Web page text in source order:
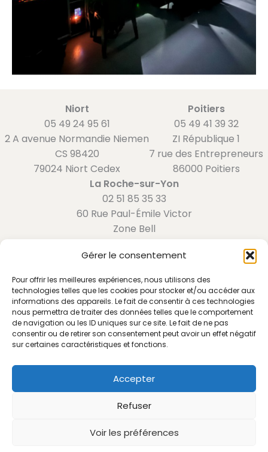
Gérer le consentement
Pour offrir les meilleures expériences, nous utilisons des
technologies telles que les cookies pour stocker et/ou accéder aux
informations des appareils. Le fait de consentir à ces technologies
nous permettra de traiter des données telles que le comportement
de navigation ou les ID uniques sur ce site. Le fait de ne pas
consentir ou de retirer son consentement peut avoir un effet négatif
sur certaines caractéristiques et fonctions.
Accepter
Refuser
Voir les préférences
Niort
05 49 24 95 61
2 A avenue Normandie Niemen
CS 98420
79024 Niort Cedex
Poitiers
05 49 41 39 32
ZI République 1
7 rue des Entrepreneurs
86000 Poitiers
La Roche-sur-Yon
02 51 85 35 33
60 Rue Paul-Émile Victor
Zone Bell
85000 La Roche-sur-Yon
Angers
02 55 97 07 39
7 Bis Rue Antoine-Henri Becquerel
Bâtiment 4
49240 Avrillé
Accueil
Conditions générales de location
Contact
Politique de cookies (UE)